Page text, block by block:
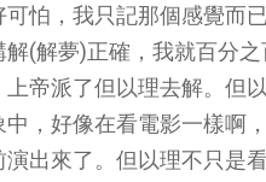
怕，我只記那個感覺而
(解夢)正確，我就百分
帝派了但以理去解。但
，好像在看電影一樣啊
出來了。但以理不只是